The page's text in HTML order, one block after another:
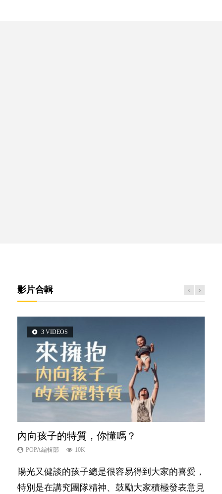
影片合輯
3 VIDEOS
內向孩子的特質，你懂嗎？
POPA編輯部 10K
陽光又健談的孩子總是很容易得到大家的喜愛，
特別是在講究團隊精神、鼓勵大家積極發表意見
2 VIDEOS
想孩子學好外語，點做好？
POPA編輯部 9.9K
有人話學多種語言越早開始越好，有人卻說一時
間太多語言，會令孩子感到混淆，到底誰是誰
5 VIDEOS
夫妻必看！經營婚姻，沒捷徑
POPA編輯部 22.9K
你是不是也曾經以為只要跟相愛的人結婚，就自
然能走到白頭，但生了孩子卻發現事情不如你所
6 VIDEOS
孩子能力天注定？
POPA編輯部 7.9K
很多父母都希望孩子係個「叻仔叻女」，學業別
太差，日常自理井井有條。這樣的孩子是萬中無
6 VIDEOS
愛孩子也別忘了愛自己，父母如何關顧自
己的身心靈？
照顧孩子衣食住行、陪同兒女應對功課測驗，還